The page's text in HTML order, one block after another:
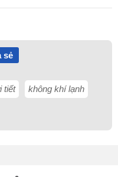
sẻ
tiết không khí lạnh